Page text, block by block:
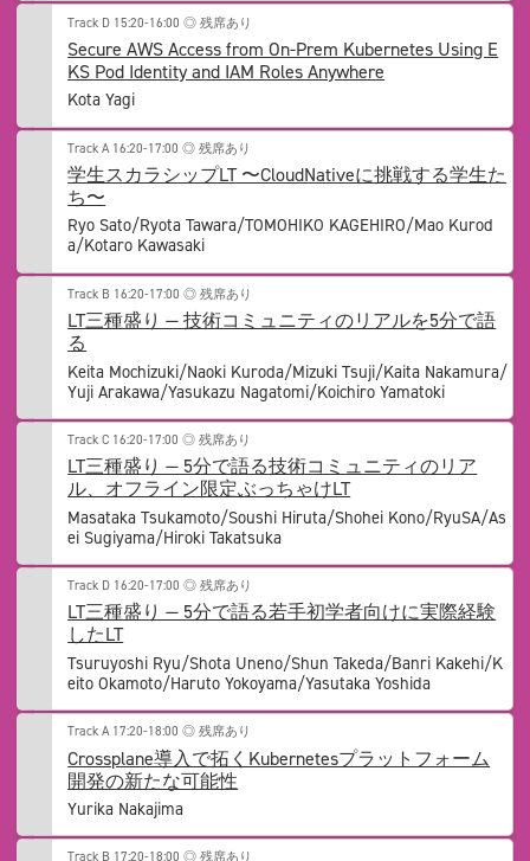
Track D 15:20-16:00◎ 残席あり
Secure AWS Access from On-Prem Kubernetes Using E
KS Pod Identity and IAM Roles Anywhere
Kota Yagi
Track A 16:20-17:00◎ 残席あり
学生スカラシップLT 〜CloudNativeに挑戦する学生た
ち〜
Ryo Sato/Ryota Tawara/TOMOHIKO KAGEHIRO/Mao Kurod
a/Kotaro Kawasaki
Track B 16:20-17:00◎ 残席あり
LT三種盛り — 技術コミュニティのリアルを5分で語
る
Keita Mochizuki/Naoki Kuroda/Mizuki Tsuji/Kaita Nakamura/
Yuji Arakawa/Yasukazu Nagatomi/Koichiro Yamatoki
Track C 16:20-17:00◎ 残席あり
LT三種盛り — 5分で語る技術コミュニティのリア
ル、オフライン限定ぶっちゃけLT
Masataka Tsukamoto/Soushi Hiruta/Shohei Kono/RyuSA/As
ei Sugiyama/Hiroki Takatsuka
Track D 16:20-17:00◎ 残席あり
LT三種盛り — 5分で語る若手初学者向けに実際経験
したLT
Tsuruyoshi Ryu/Shota Uneno/Shun Takeda/Banri Kakehi/K
eito Okamoto/Haruto Yokoyama/Yasutaka Yoshida
Track A 17:20-18:00◎ 残席あり
Crossplane導入で拓くKubernetesプラットフォーム
開発の新たな可能性
Yurika Nakajima
Track B 17:20-18:00◎ 残席あり